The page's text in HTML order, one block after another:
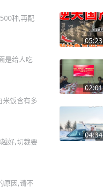
种,再配
是给人吃
米饭含有多
好,切裁要
原因,请不
05:23
02:01
04:34